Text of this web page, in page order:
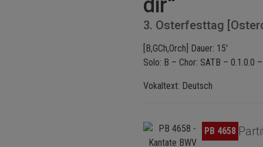
dir“
3. Osterfesttag
[B,GCh,Orch] Dauer: 15'
Solo: B – Chor: SATB – 0.1.0.0
Vokaltext: Deutsch
Bildergalerie überspringen
PB 4658